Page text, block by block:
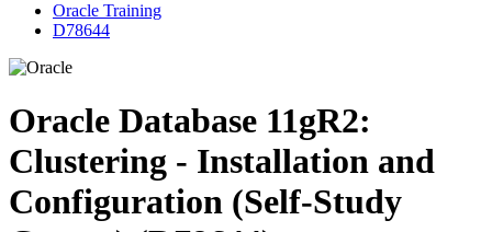
Oracle Training
D78644
Oracle Database 11gR2:
Clustering - Installation and
Configuration (Self-Study